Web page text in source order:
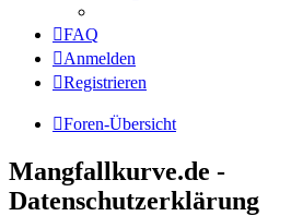
FAQ
Anmelden
Registrieren
Foren-Übersicht
Mangfallkurve.de -
Datenschutzerklärung